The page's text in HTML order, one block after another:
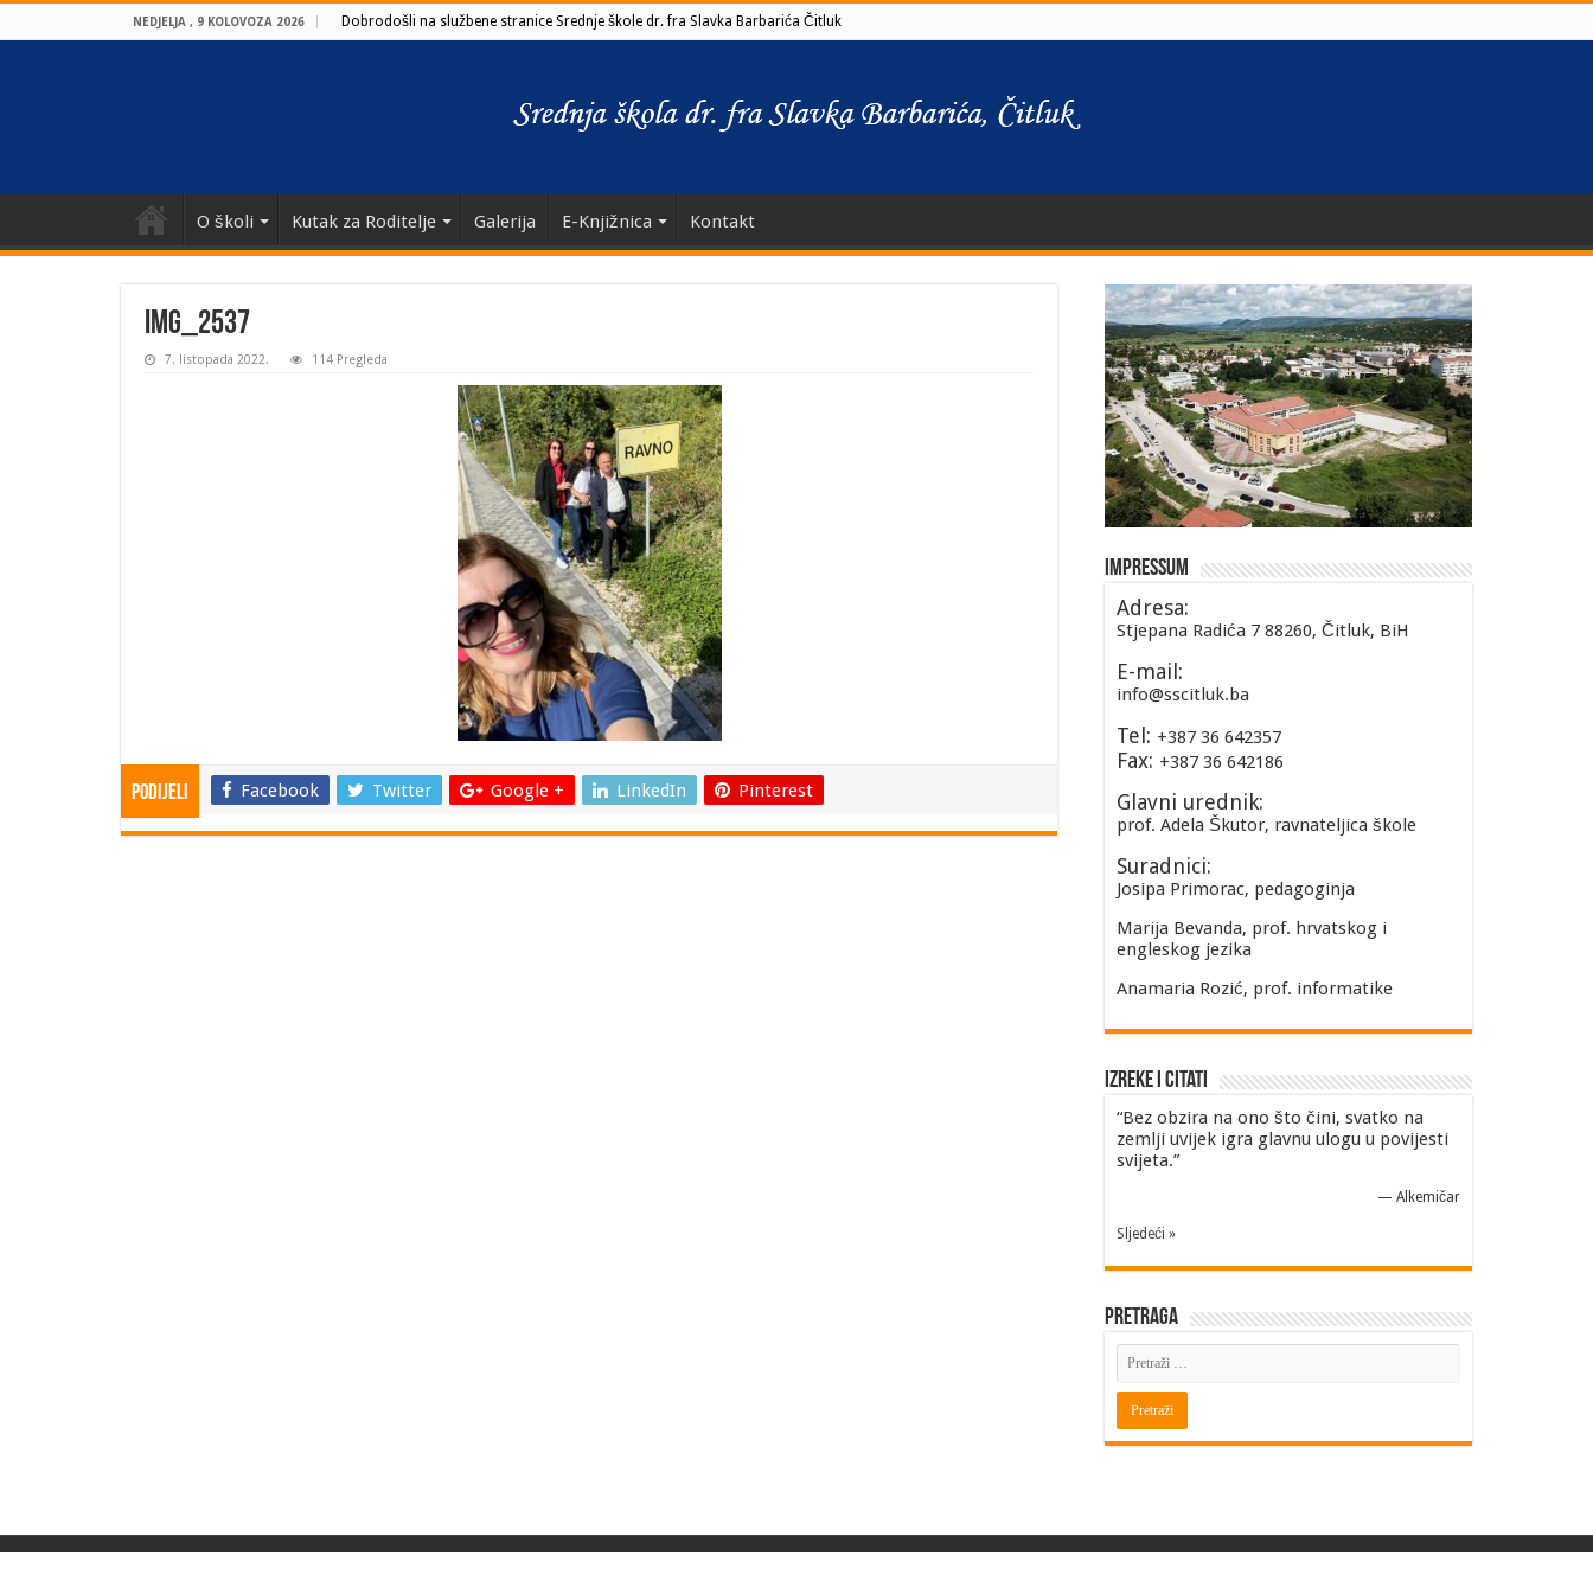
NEDJELJA , 9 KOLOVOZA 2026 Dobrodošli na službene stranice Srednje škole dr. fra Slavka Barbarića Čitluk
O školi Kutak za Roditelje Galerija E-Knjižnica Kontakt
IMG_2537
7. listopada 2022. 114 Pregleda
Podijeli Facebook Twitter Google + LinkedIn Pinterest
Impressum
Adresa:
Stjepana Radića 7 88260, Čitluk, BiH
E-mail:
info@sscitluk.ba
Tel: +387 36 642357
Fax: +387 36 642186
Glavni urednik:
prof. Adela Škutor, ravnateljica škole
Suradnici:
Josipa Primorac, pedagoginja
Marija Bevanda, prof. hrvatskog i
engleskog jezika
Anamaria Rozić, prof. informatike
Izreke i Citati
“Bez obzira na ono što čini, svatko na
zemlji uvijek igra glavnu ulogu u povijesti
svijeta.”
— Alkemičar
Sljedeći »
Pretraga